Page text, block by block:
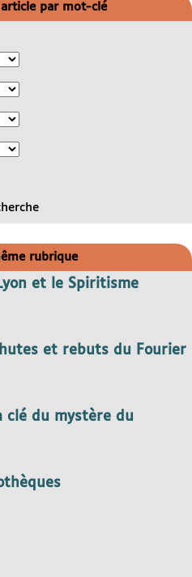
article par mot-clé
rubrique
et le Spiritisme
et rebuts du Fourier
clé du mystère du